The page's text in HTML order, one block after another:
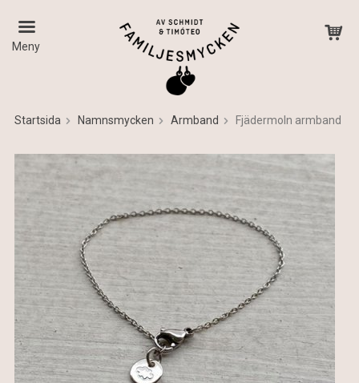
Meny
Startsida Namnsmycken Armband Fjädermoln armband